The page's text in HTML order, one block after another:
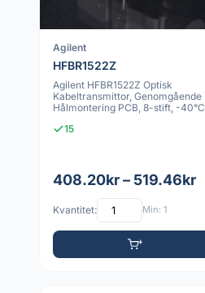
Agilent
HFBR1522Z
Agilent HFBR1522Z Optisk
Kabeltransmittor, Genomgående
Hålmontering PCB, 8-stift, -40°C
15
408.20kr – 519.46kr
Kvantitet: Min: 1